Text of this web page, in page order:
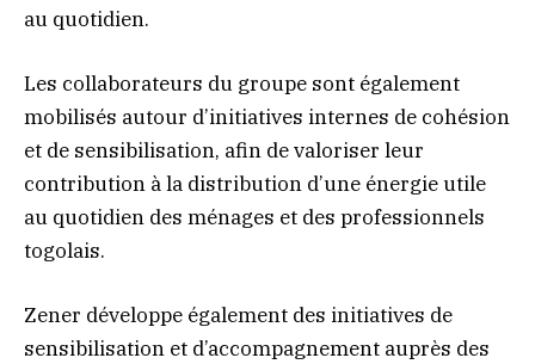
au quotidien.
Les collaborateurs du groupe sont également
mobilisés autour d’initiatives internes de cohésion
et de sensibilisation, afin de valoriser leur
contribution à la distribution d’une énergie utile
au quotidien des ménages et des professionnels
togolais.
Zener développe également des initiatives de
sensibilisation et d’accompagnement auprès des